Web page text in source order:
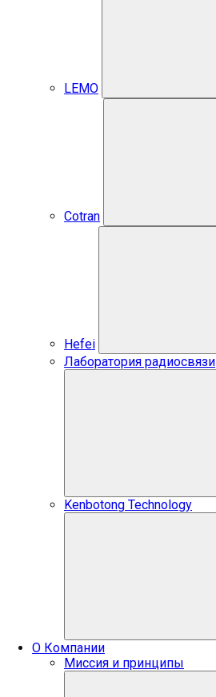
LEMO
Cotran
Hefei
Лаборатория радиосвязи
Kenbotong Technology
О Компании
Миссия и принципы